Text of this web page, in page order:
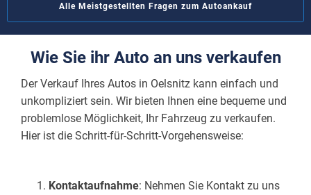
Alle Meistgestellten Fragen zum Autoankauf
Wie Sie ihr Auto an uns verkaufen
Der Verkauf Ihres Autos in Oelsnitz kann einfach und
unkompliziert sein. Wir bieten Ihnen eine bequeme und
problemlose Möglichkeit, Ihr Fahrzeug zu verkaufen.
Hier ist die Schritt-für-Schritt-Vorgehensweise:
Kontaktaufnahme: Nehmen Sie Kontakt zu uns